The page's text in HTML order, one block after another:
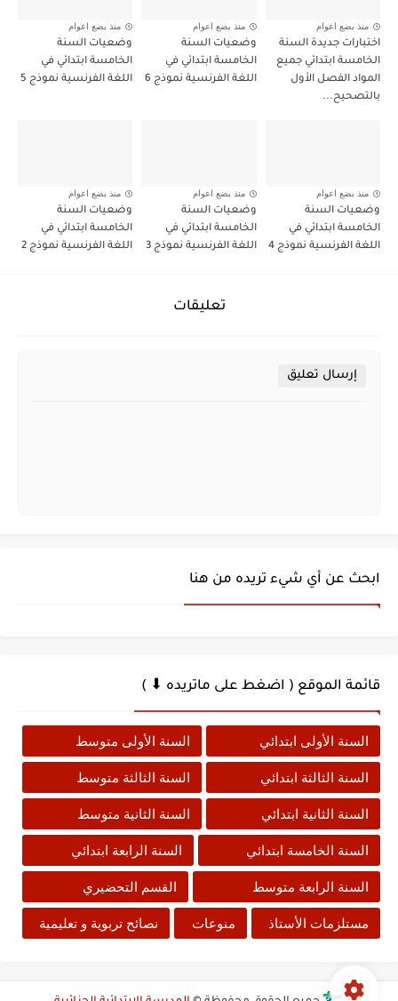
منذ بضع اعوام
اختبارات جديدة السنة
الخامسة ابتدائي جميع
المواد الفصل الأول
بالتصحيح...
منذ بضع اعوام
وضعيات السنة
الخامسة ابتدائي في
اللغة الفرنسية نموذج 6
منذ بضع اعوام
وضعيات السنة
الخامسة ابتدائي في
اللغة الفرنسية نموذج 5
منذ بضع اعوام
وضعيات السنة
الخامسة ابتدائي في
اللغة الفرنسية نموذج 4
منذ بضع اعوام
وضعيات السنة
الخامسة ابتدائي في
اللغة الفرنسية نموذج 3
منذ بضع اعوام
وضعيات السنة
الخامسة ابتدائي في
اللغة الفرنسية نموذج 2
تعليقات
إرسال تعليق
ابحث عن أي شيء تريده من هنا
قائمة الموقع ( اضغط على ماتريده ⬇ )
السنة الأولى ابتدائي السنة الأولى متوسط
السنة الثالثة ابتدائي السنة الثالثة متوسط
السنة الثانية ابتدائي السنة الثانية متوسط
السنة الخامسة ابتدائي السنة الرابعة ابتدائي
السنة الرابعة متوسط القسم التحضيري
مستلزمات الأستاذ منوعات نصائح تربوية و تعليمية